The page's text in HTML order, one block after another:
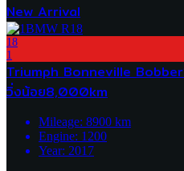
New Arrival
18
1
Triumph Bonneville
วิ่งน้อย8,000km
Mileage: 8900 km
Engine: 1200
Year: 2017